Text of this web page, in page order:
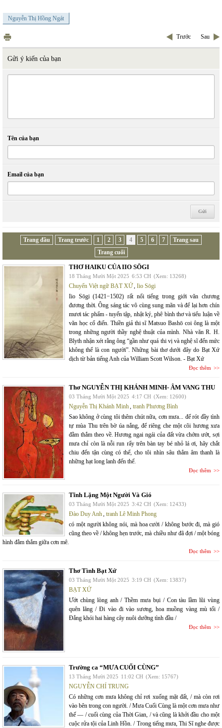
Nguyễn Thị Hồng Ngát
Trước Sau
Gửi ý kiến của bạn
Tên của bạn
Email của bạn
Trang đầu Trang trước 1 2 3 4 5 6 7
Trang sau
Trang cuối
THƠ HAIKU CỦA IIO SŌGI
18 Tháng Mười Một 2025 6:53 CH (Xem: 13268)
Chuyển Việt ngữ BẠT XỨ, Iio Sōgi
Iio Sōgi (1421−1502) rất nổi tiếng trong giới văn chương
đương thời. Ông sáng tác vô cùng sung mãn và để lại hơn chín
mươi tác phẩm - tuyển tập, nhật ký, phê bình thơ và tiểu luận về
văn học cổ điển. Thiền giả thi sĩ Matsuo Bashō coi ông là một
trong những người thầy nghệ thuật của mình. Nhà văn R. H.
Blyth nhận xét rằng ông “gần như quá thi vị và nghệ sĩ đến mức
không thể là con người”. Những bài thơ dưới đây do Bạt Xứ
dịch từ bản tiếng Anh của William Scott Wilson. - Bạt Xứ
Đọc thêm
Thơ NGUYỄN THỊ KHÁNH MINH- ÂM VANG THU
03 Tháng Mười Một 2025 4:17 CH (Xem: 12600)
Nguyễn Thị Khánh Minh, tranh Phương Bình
Sao không ở cùng tôi thêm chút nữa, cơn mưa... để rót đầy tình
tự mùa Thu trên bờ úa nắng, để riêng che một cõi hương xưa
đằm thắm theo về. Hương ngai ngái của đất vừa chớm ướt, sợi
mưa chỉ còn là nỗi run rẩy trên bàn tay bé nhỏ lá ơi, hãy chắt
chiu đến tận cùng có thể, cho tôi nhìn sâu thẳm âm thanh là
những hạt long lanh đến thế.
Đọc thêm
Tĩnh Lặng Một Người Và Gió
03 Tháng Mười Một 2025 3:42 CH (Xem: 12433)
Đào Duy Anh, tranh Lê Minh Phong
có một người không nói, mà hoa cười / không bước đi, mà gió
cũng theo về / không hẹn trước, mà chiều như đã đợi / một bóng
hình đằm thắm giữa cơn mê.
Đọc thêm
Thơ Tình Bạt Xứ
03 Tháng Mười Một 2025 3:19 CH (Xem: 13837)
BẠT XỨ
Ướt chùng lòng anh / Thềm mưa bụi / Con tàu lầm lũi vùng
quên lãng / Đi vào đi vào sương, hoa muồng vàng mù tối /
Đắng khói hai hàng cây nuôi dưỡng tình đầu /
Đọc thêm
Trường ca “MƯA CUỐI CÙNG”
13 Tháng Mười 2025 11:02 CH (Xem: 15767)
NGUYỄN CHÍ TRUNG
Có những cơn mưa không chỉ rơi xuống mặt đất, / mà còn rơi
vào bên trong con người. / Mưa Cuối Cùng là một cơn mưa như
thế — / cuối cùng của Thời Gian, / và cũng là khởi đầu cho một
cuộc rửa tội của Linh Hồn. / Trong tiếng mưa, Thi Sĩ nghe được